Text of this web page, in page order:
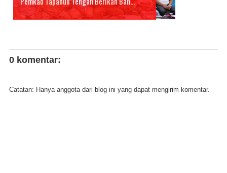
0 komentar:
Catatan: Hanya anggota dari blog ini yang dapat mengirim komentar.